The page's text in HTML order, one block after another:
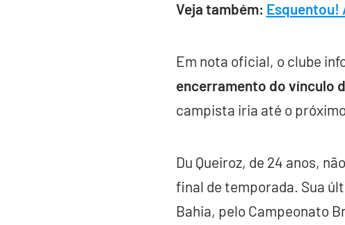
Veja também: Esquentou!
Em nota oficial, o clube
encerramento do vínculo
campista iria até o
Du Queiroz, de 24 anos,
final de temporada. Sua
Bahia, pelo Campeonato